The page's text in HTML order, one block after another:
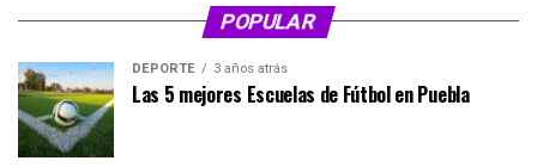
POPULAR
DEPORTE 3 años atrás
Las 5 mejores Escuelas de Fútbol en Puebla